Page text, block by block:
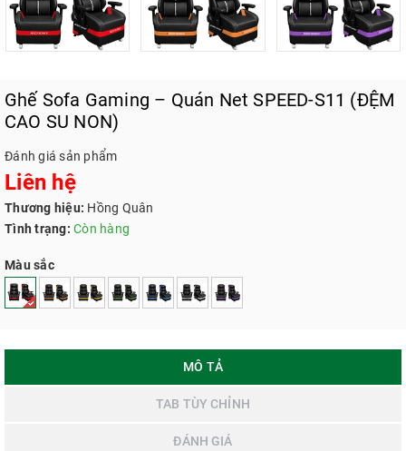
Ghế Sofa Gaming – Quán Net SPEED-S11 (ĐỆM
CAO SU NON)
Đánh giá sản phẩm
Liên hệ
Thương hiệu: Hồng Quân
Tình trạng: Còn hàng
Màu sắc
MÔ TẢ
TAB TÙY CHỈNH
ĐÁNH GIÁ